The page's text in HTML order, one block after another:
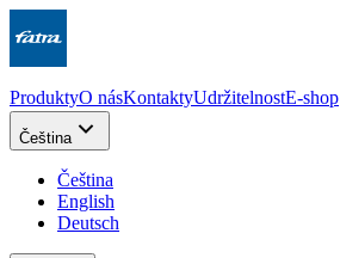
ProduktyO násKontaktyUdržitelnostE-shop
Čeština
Čeština
English
Deutsch